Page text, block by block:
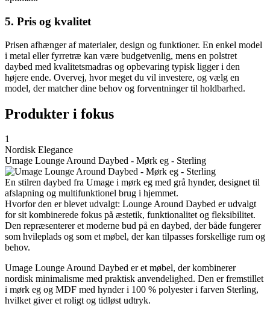
5. Pris og kvalitet
Prisen afhænger af materialer, design og funktioner. En enkel model
i metal eller fyrretræ kan være budgetvenlig, mens en polstret
daybed med kvalitetsmadras og opbevaring typisk ligger i den
højere ende. Overvej, hvor meget du vil investere, og vælg en
model, der matcher dine behov og forventninger til holdbarhed.
Produkter i fokus
1
Nordisk Elegance
Umage Lounge Around Daybed - Mørk eg - Sterling
En stilren daybed fra Umage i mørk eg med grå hynder, designet til
afslapning og multifunktionel brug i hjemmet.
Hvorfor den er blevet udvalgt: Lounge Around Daybed er udvalgt
for sit kombinerede fokus på æstetik, funktionalitet og fleksibilitet.
Den repræsenterer et moderne bud på en daybed, der både fungerer
som hvileplads og som et møbel, der kan tilpasses forskellige rum og
behov.
Umage Lounge Around Daybed er et møbel, der kombinerer
nordisk minimalisme med praktisk anvendelighed. Den er fremstillet
i mørk eg og MDF med hynder i 100 % polyester i farven Sterling,
hvilket giver et roligt og tidløst udtryk.